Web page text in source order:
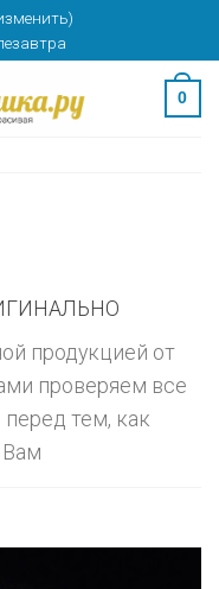
)
0
продукцией от
проверяем все
тем, как
Вам